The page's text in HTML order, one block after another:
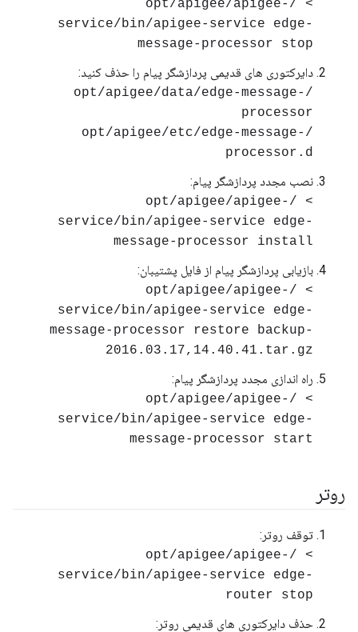
> /opt/apigee/apigee-
service/bin/apigee-service edge-
message-processor stop
دایرکتوری های قدیمی پردازشگر پیام را حذف کنید:
/opt/apigee/data/edge-message-
processor
/opt/apigee/etc/edge-message-
processor.d
نصب مجدد پردازشگر پیام:
> /opt/apigee/apigee-
service/bin/apigee-service edge-
message-processor install
بازیابی پردازشگر پیام از فایل پشتیبان:
> /opt/apigee/apigee-
service/bin/apigee-service edge-
message-processor restore backup-
2016.03.17,14.40.41.tar.gz
راه اندازی مجدد پردازشگر پیام:
> /opt/apigee/apigee-
service/bin/apigee-service edge-
message-processor start
روتر
توقف روتر:
> /opt/apigee/apigee-
service/bin/apigee-service edge-
router stop
حذف دایرکتوری های قدیمی روتر: